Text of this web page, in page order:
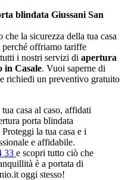
blindata Giussani San
la sicurezza della tua casa
perché offriamo tariffe
i nostri servizi di apertura
in Casale. Vuoi saperne di
e richiedi un preventivo gratuito
casa al caso, affidati
porta blindata
la tua casa e i
e affidabile.
33 e scopri tutto ciò che
è a portata di
oggi stesso!